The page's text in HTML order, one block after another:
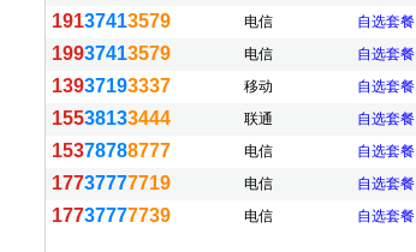
19137413579 电信 自选套餐
19937413579 电信 自选套餐
13937193337 移动 自选套餐
15538133444 联通 自选套餐
15378788777 电信 自选套餐
17737777719 电信 自选套餐
17737777739 电信 自选套餐